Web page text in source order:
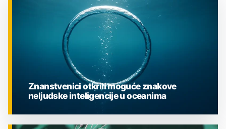
Znanstvenici otkrili moguće znakove
neljudske inteligencije u oceanima